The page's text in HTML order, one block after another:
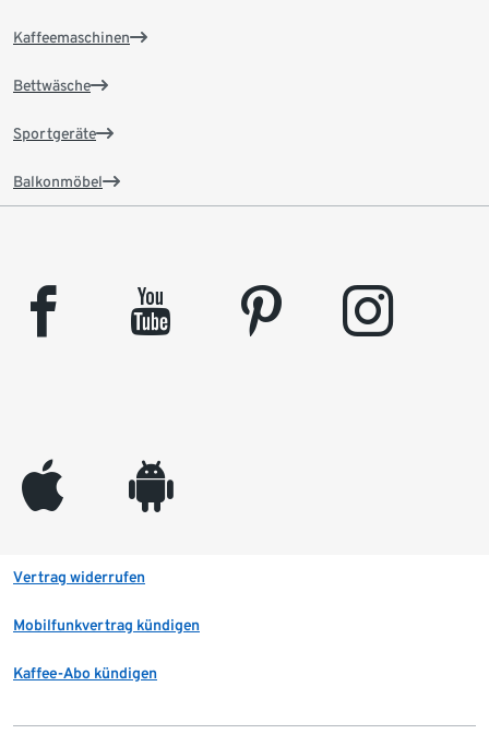
Kaffeemaschinen
Bettwäsche
Sportgeräte
Balkonmöbel
facebook youtube pinterest instagram
appleinc android
Vertrag widerrufen
Mobilfunkvertrag kündigen
Kaffee-Abo kündigen